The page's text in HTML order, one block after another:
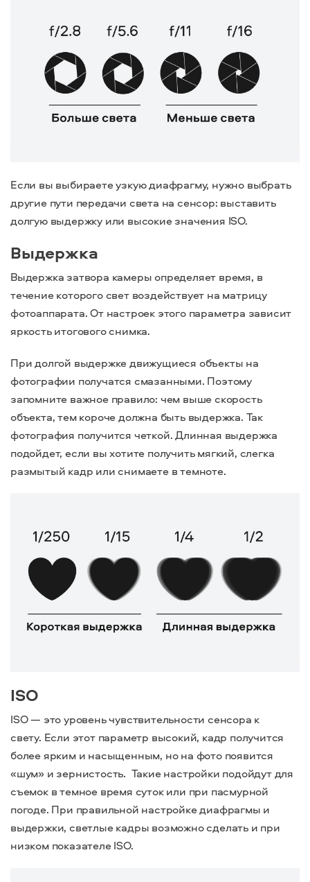
Если вы выбираете узкую диафрагму, нужно выбрать
другие пути передачи света на сенсор: выставить
долгую выдержку или высокие значения ISO.
Выдержка
Выдержка затвора камеры определяет время, в
течение которого свет воздействует на матрицу
фотоаппарата. От настроек этого параметра зависит
яркость итогового снимка.
При долгой выдержке движущиеся объекты на
фотографии получатся смазанными. Поэтому
запомните важное правило: чем выше скорость
объекта, тем короче должна быть выдержка. Так
фотография получится четкой. Длинная выдержка
подойдет, если вы хотите получить мягкий, слегка
размытый кадр или снимаете в темноте.
ISO
ISO — это уровень чувствительности сенсора к
свету. Если этот параметр высокий, кадр получится
более ярким и насыщенным, но на фото появится
«‎шум» и зернистость. Такие настройки подойдут для
съемок в темное время суток или при пасмурной
погоде. При правильной настройке диафрагмы и
выдержки, светлые кадры возможно сделать и при
низком показателе ISO.